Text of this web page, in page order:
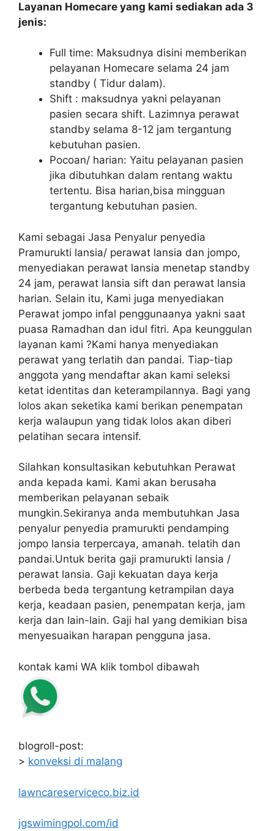
Layanan Homecare yang kami sediakan ada 3
jenis:
Full time: Maksudnya disini memberikan
pelayanan Homecare selama 24 jam
standby ( Tidur dalam).
Shift : maksudnya yakni pelayanan
pasien secara shift. Lazimnya perawat
standby selama 8-12 jam tergantung
kebutuhan pasien.
Pocoan/ harian: Yaitu pelayanan pasien
jika dibutuhkan dalam rentang waktu
tertentu. Bisa harian,bisa mingguan
tergantung kebutuhan pasien.
Kami sebagai Jasa Penyalur penyedia
Pramurukti lansia/ perawat lansia dan jompo,
menyediakan perawat lansia menetap standby
24 jam, perawat lansia sift dan perawat lansia
harian. Selain itu, Kami juga menyediakan
Perawat jompo infal penggunaanya yakni saat
puasa Ramadhan dan idul fitri. Apa keunggulan
layanan kami ?Kami hanya menyediakan
perawat yang terlatih dan pandai. Tiap-tiap
anggota yang mendaftar akan kami seleksi
ketat identitas dan keterampilannya. Bagi yang
lolos akan seketika kami berikan penempatan
kerja walaupun yang tidak lolos akan diberi
pelatihan secara intensif.
Silahkan konsultasikan kebutuhkan Perawat
anda kepada kami. Kami akan berusaha
memberikan pelayanan sebaik
mungkin.Sekiranya anda membutuhkan Jasa
penyalur penyedia pramurukti pendamping
jompo lansia terpercaya, amanah. telatih dan
pandai.Untuk berita gaji pramurukti lansia /
perawat lansia. Gaji kekuatan daya kerja
berbeda beda tergantung ketrampilan daya
kerja, keadaan pasien, penempatan kerja, jam
kerja dan lain-lain. Gaji hal yang demikian bisa
menyesuaikan harapan pengguna jasa.
kontak kami WA klik tombol dibawah
blogroll-post:
> konveksi di malang
lawncareserviceco.biz.id
jgswimingpol.com/id